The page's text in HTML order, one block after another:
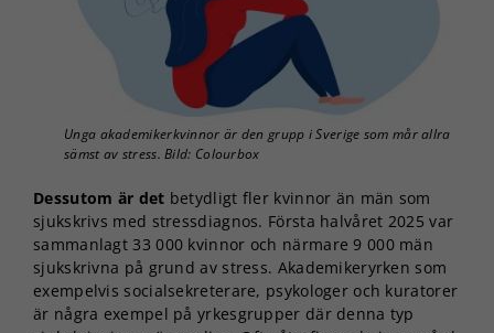
Unga akademikerkvinnor är den grupp i Sverige som mår allra
sämst av stress. Bild: Colourbox
Dessutom är det betydligt fler kvinnor än män som
sjukskrivs med stressdiagnos. Första halvåret 2025 var
sammanlagt 33 000 kvinnor och närmare 9 000 män
sjukskrivna på grund av stress. Akademikeryrken som
exempelvis socialsekreterare, psykologer och kuratorer
är några exempel på yrkesgrupper där denna typ